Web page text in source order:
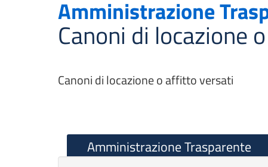
Amministrazione
Canoni di locazione
Canoni di locazione o affitto versati
Amministrazione Trasparente